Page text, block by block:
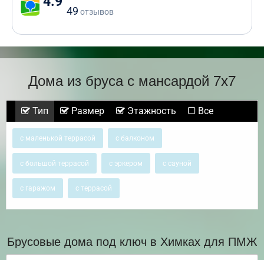
49 отзывов
Дома из бруса с мансардой 7х7
Тип Размер Этажность Все
с маленькой террасой с балконом
с большой террасой с эркером с сауной
с гаражом с террасой
Брусовые дома под ключ в Химках для ПМЖ